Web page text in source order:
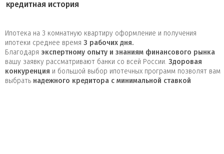
кредитная история
Ипотека на 3 комнатную квартиру оформление и получения
ипотеки среднее время 3 рабочих дня.
Благодаря экспертному опыту и знаниям финансового рынка
вашу заявку рассматривают банки со всей России. Здоровая
конкуренция и большой выбор ипотечных программ позволят вам
выбрать надежного кредитора с минимальной ставкой